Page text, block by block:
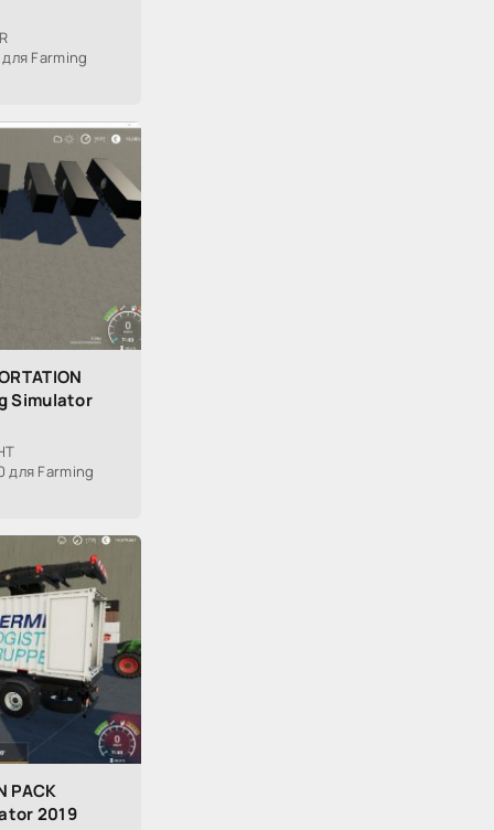
для Farming
Simulator
для Farming
PACK
2019